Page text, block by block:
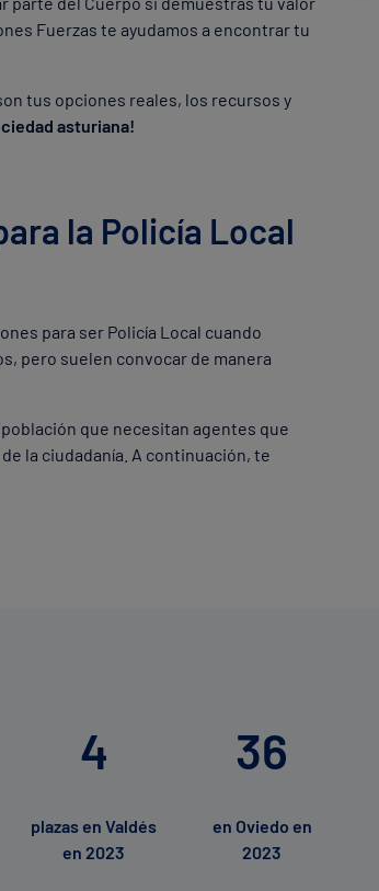
Fuerzas te ayudamos a encontrar tu
tus opciones reales, los recursos y
asturiana!
la Policía Local
para ser Policía Local cuando
pero suelen convocar de manera
que necesitan agentes que
la ciudadanía. A continuación, te
4
plazas en Valdés
en 2023
36
en Oviedo en
2023